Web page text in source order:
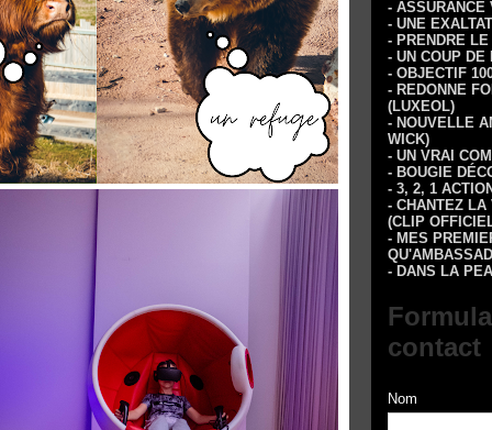
- ASSURANCE
- UNE
- PRENDRE
- UN COUP DE
- OBJECTIF
- REDONNE
(LUXEOL)
- NOUVELLE
WICK)
- UN VRAI
- BOUGIE
- 3, 2, 1
- CHANTEZ LA
(CLIP
- MES
- DANS LA
contact
Nom